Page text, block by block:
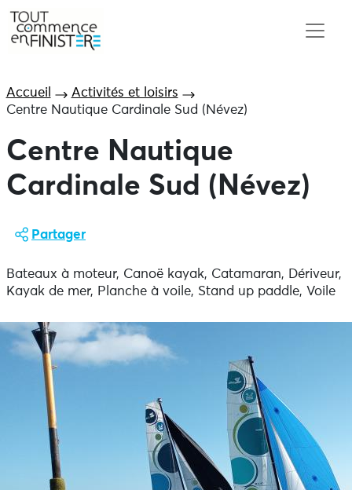
Accueil
Activités et loisirs
Centre Nautique Cardinale Sud (Névez)
Centre Nautique
Cardinale Sud (Névez)
Partager
Bateaux à moteur, Canoë kayak, Catamaran, Dériveur,
Kayak de mer, Planche à voile, Stand up paddle, Voile